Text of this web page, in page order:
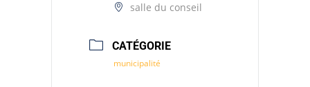
salle du conseil
CATÉGORIE
municipalité